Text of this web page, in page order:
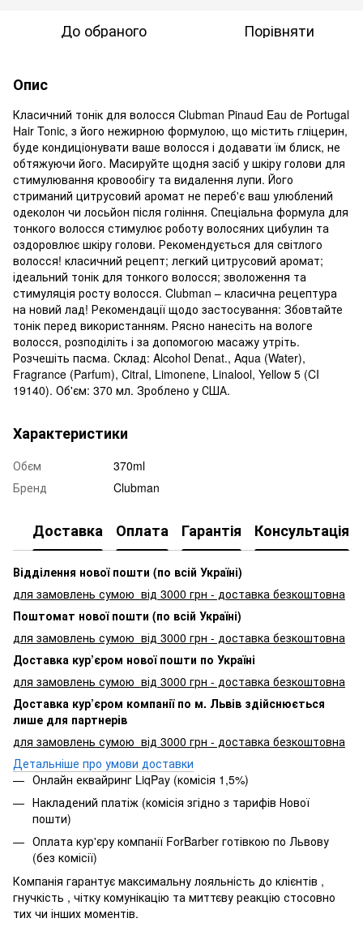
До обраного Порівняти
Опис
Класичний тонік для волосся Clubman Pinaud Eau de Portugal
Hair Tonic, з його нежирною формулою, що містить гліцерин,
буде кондиціонувати ваше волосся і додавати їм блиск, не
обтяжуючи його. Масируйте щодня засіб у шкіру голови для
стимулювання кровообігу та видалення лупи. Його
стриманий цитрусовий аромат не переб'є ваш улюблений
одеколон чи лосьйон після гоління. Спеціальна формула для
тонкого волосся стимулює роботу волосяних цибулин та
оздоровлює шкіру голови. Рекомендується для світлого
волосся! класичний рецепт; легкий цитрусовий аромат;
ідеальний тонік для тонкого волосся; зволоження та
стимуляція росту волосся. Clubman – класична рецептура
на новий лад! Рекомендації щодо застосування: Збовтайте
тонік перед використанням. Рясно нанесіть на вологе
волосся, розподіліть і за допомогою масажу утріть.
Розчешіть пасма. Склад: Alcohol Denat., Aqua (Water),
Fragrance (Parfum), Citral, Limonene, Linalool, Yellow 5 (CI
19140). Об'єм: 370 мл. Зроблено у США.
Характеристики
Обєм
370ml
Бренд
Clubman
Доставка Оплата Гарантія Консультація
Відділення нової пошти (по всій Україні)
для замовлень сумою від 3000 грн - доставка безкоштовна
Поштомат нової пошти (по всій Україні)
для замовлень сумою від 3000 грн - доставка безкоштовна
Доставка кур’єром нової пошти по Україні
для замовлень сумою від 3000 грн - доставка безкоштовна
Доставка кур’єром компанії по м. Львів здійснюється
лише для партнерів
для замовлень сумою від 3000 грн - доставка безкоштовна
Детальніше про умови доставки
Онлайн еквайринг LiqPay (комісія 1,5%)
Накладений платіж (комісія згідно з тарифів Нової
пошти)
Оплата кур'єру компанії ForBarber готівкою по Львову
(без комісії)
Компанія гарантує максимальну лояльність до клієнтів ,
гнучкість , чітку комунікацію та миттєву реакцію стосовно
тих чи інших моментів.